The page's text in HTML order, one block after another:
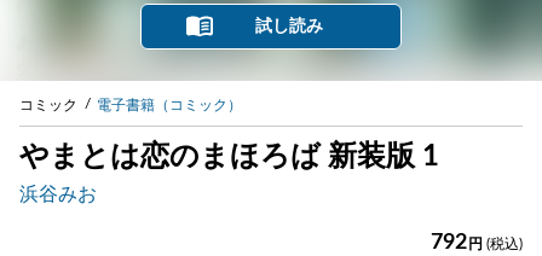
試し読み
コミック 電子書籍（コミック）
やまとは恋のまほろば 新装版 1
浜谷みお
792 円 (税込)